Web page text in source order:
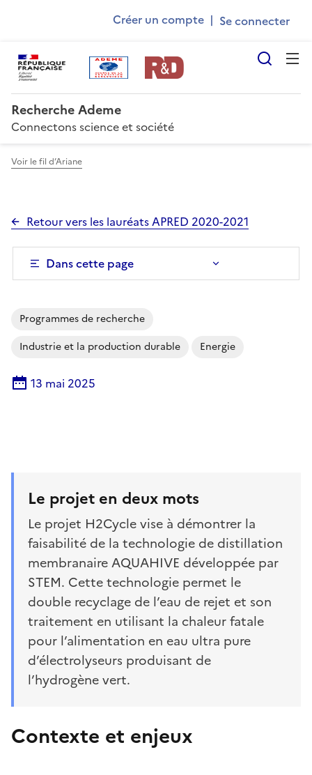
principal
Ademe
account
menu
Créer un compte |
Recherche Ademe
Connectons science et société
Voir le fil d’Ariane
Retour vers les lauréats APRED 2020-2021
Dans cette page
Programmes de recherche
Industrie et la production durable
Energie
13 mai 2025
Le projet en deux mots
Le projet H2Cycle vise à démontrer la
faisabilité de la technologie de distillation
membranaire AQUAHIVE développée par
STEM. Cette technologie permet le
double recyclage de l’eau de rejet et son
traitement en utilisant la chaleur fatale
pour l’alimentation en eau ultra pure
d’électrolyseurs produisant de
l’hydrogène vert.
Contexte et enjeux